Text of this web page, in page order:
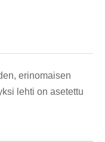
erinomaisen
lehti on asetettu